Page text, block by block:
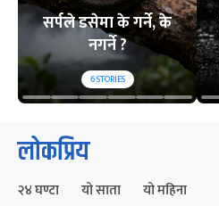
सर्पले डसेमा के गर्ने, के
नगर्ने ?
6STORIES
लोकप्रिय
२४ घण्टा यो साता यो महिना